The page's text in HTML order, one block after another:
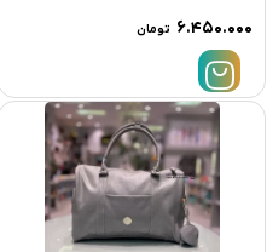
۶.۴۵۰.۰۰۰ تومان